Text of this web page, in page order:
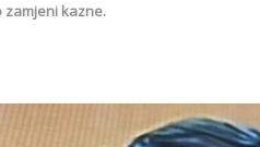
zamjeni kazne.